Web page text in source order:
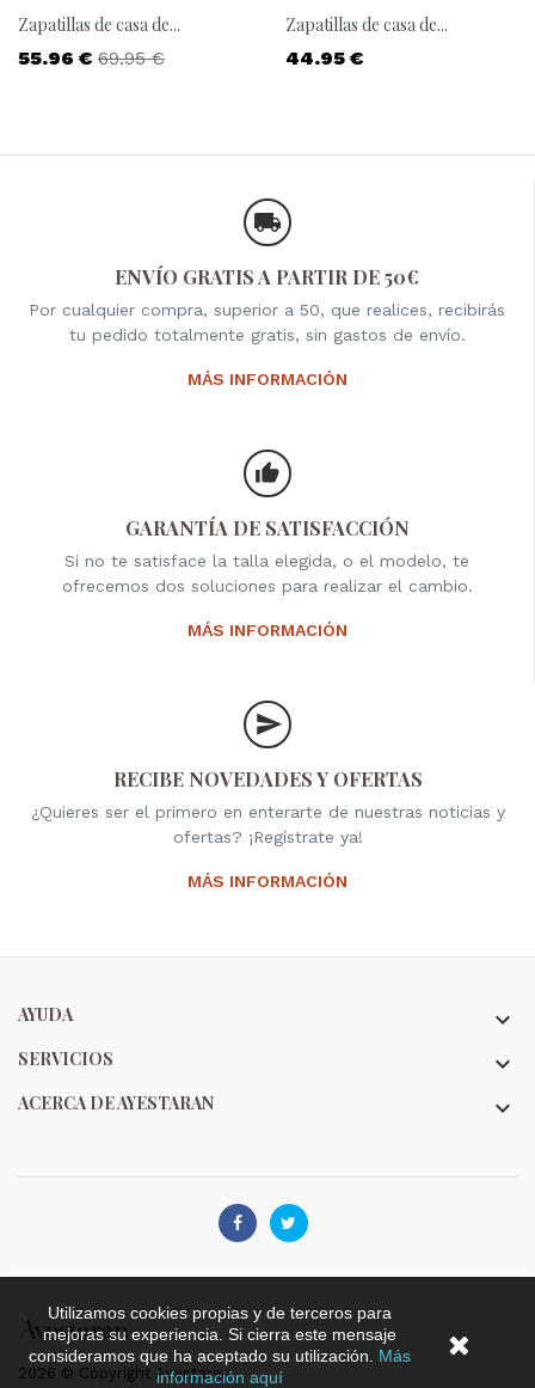
Zapatillas de casa de...
Precio
55.96 € Precio base
69.95 €
Zapatillas de casa de...
Precio
44.95 €
ENVÍO GRATIS A PARTIR DE 50€
Por cualquier compra, superior a 50, que realices, recibirás
tu pedido totalmente gratis, sin gastos de envío.
MÁS INFORMACIÓN
GARANTÍA DE SATISFACCIÓN
Si no te satisface la talla elegida, o el modelo, te
ofrecemos dos soluciones para realizar el cambio.
MÁS INFORMACIÓN
RECIBE NOVEDADES Y OFERTAS
¿Quieres ser el primero en enterarte de nuestras noticias y
ofertas? ¡Regístrate ya!
MÁS INFORMACIÓN
AYUDA 
SERVICIOS 
ACERCA DE AYESTARAN 
Utilizamos cookies propias y de terceros para
mejoras su experiencia. Si cierra este mensaje
consideramos que ha aceptado su utilización. Más
información aquí
 
2026 © Copyright Ayestaran